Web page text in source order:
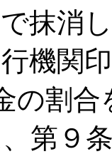
抹消
機関
割合
第９